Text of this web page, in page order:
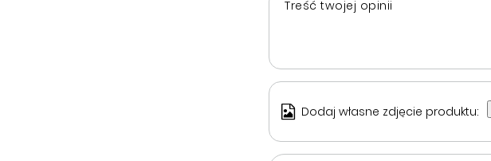
Treść twojej opinii
Dodaj własne zdjęcie produktu: